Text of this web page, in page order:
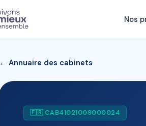
Nos
← Annuaire des cabinets
🇫🇷 CAB41021009000024